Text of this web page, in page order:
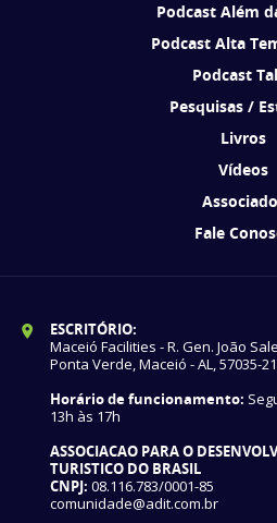
Podcast Além
Podcast Alta
Podcast
Pesquisas /
Livros
Vídeos
Fale
ESCRITÓRIO:
Maceió Facilities - R. Gen. João
Ponta Verde, Maceió - AL, 57035-
Horário de funcionamento:
13h às 17h
ASSOCIACAO PARA O
TURISTICO DO BRASIL
CNPJ: 08.116.783/0001-85
comunidade@adit.com.br